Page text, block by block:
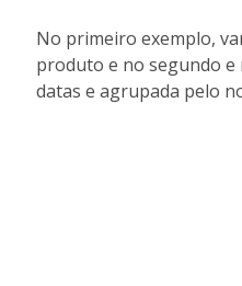
No primeiro exemplo,
produto e no segundo
datas e agrupada pelo